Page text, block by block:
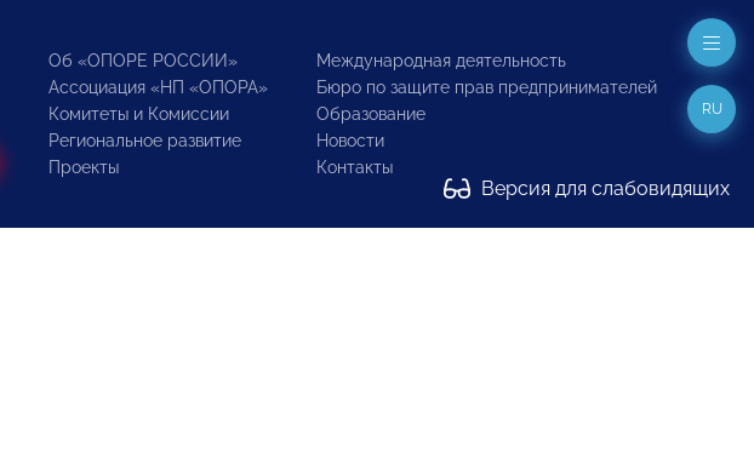
Об «ОПОРЕ РОССИИ»
Ассоциация «НП «ОПОРА»
Комитеты и Комиссии
Региональное развитие
Проекты
Международная деятельность
Бюро по защите прав предпринимателей
Образование
Новости
Контакты
Версия для слабовидящих
RU